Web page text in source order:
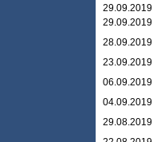
29.09.2019
29.09.2019
28.09.2019
23.09.2019
06.09.2019
04.09.2019
29.08.2019